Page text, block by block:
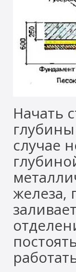
Начать
случае
железа,